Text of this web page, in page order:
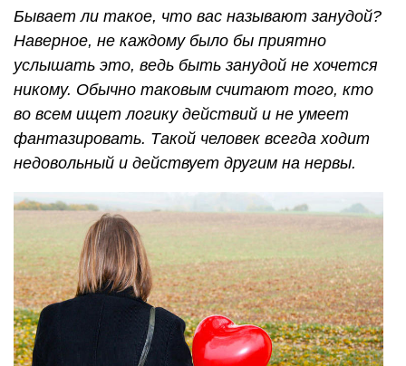
Бывает ли такое, что вас называют занудой?
Наверное, не каждому было бы приятно
услышать это, ведь быть занудой не хочется
никому. Обычно таковым считают того, кто
во всем ищет логику действий и не умеет
фантазировать. Такой человек всегда ходит
недовольный и действует другим на нервы.